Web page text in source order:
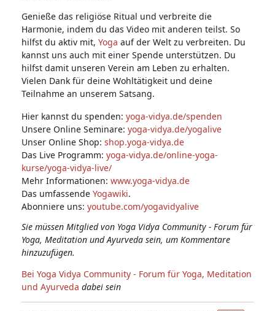
Genieße das religiöse Ritual und verbreite die
Harmonie, indem du das Video mit anderen teilst. So
hilfst du aktiv mit, Yoga auf der Welt zu verbreiten. Du
kannst uns auch mit einer Spende unterstützen. Du
hilfst damit unseren Verein am Leben zu erhalten.
Vielen Dank für deine Wohltätigkeit und deine
Teilnahme an unserem Satsang.
Hier kannst du spenden: yoga-vidya.de/spenden
Unsere Online Seminare: yoga-vidya.de/yogalive
Unser Online Shop: shop.yoga-vidya.de
Das Live Programm: yoga-vidya.de/online-yoga-
kurse/yoga-vidya-live/
Mehr Informationen: www.yoga-vidya.de
Das umfassende Yogawiki.
Abonniere uns: youtube.com/yogavidyalive
Sie müssen Mitglied von Yoga Vidya Community - Forum für
Yoga, Meditation und Ayurveda sein, um Kommentare
hinzuzufügen.
Bei Yoga Vidya Community - Forum für Yoga, Meditation
und Ayurveda dabei sein